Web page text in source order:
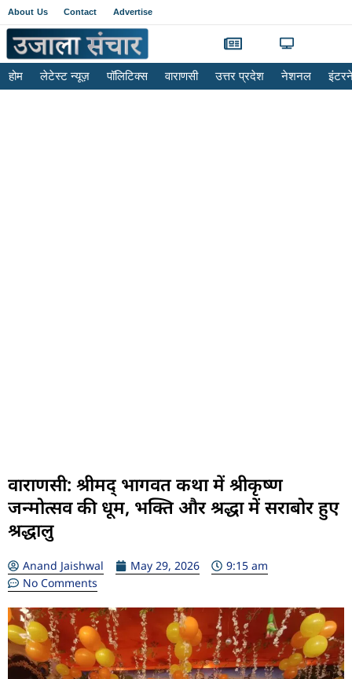
About Us Contact Advertise
होम लेटेस्ट न्यूज़ पॉलिटिक्स वाराणसी उत्तर प्रदेश नेशनल
वाराणसी: श्रीमद् भागवत कथा में श्रीकृष्ण
जन्मोत्सव की धूम, भक्ति और श्रद्धा में सराबोर हुए
श्रद्धालु
Anand Jaishwal May 29, 2026
9:15 am
No Comments